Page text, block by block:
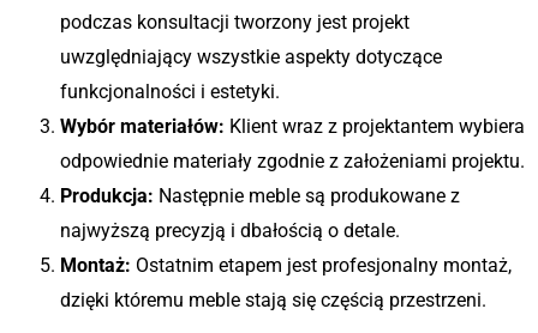
podczas konsultacji tworzony jest projekt
uwzględniający wszystkie aspekty dotyczące
funkcjonalności i estetyki.
Wybór materiałów: Klient wraz z projektantem wybiera
odpowiednie materiały zgodnie z założeniami projektu.
Produkcja: Następnie meble są produkowane z
najwyższą precyzją i dbałością o detale.
Montaż: Ostatnim etapem jest profesjonalny montaż,
dzięki któremu meble stają się częścią przestrzeni.